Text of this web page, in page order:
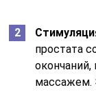
простата
массажем.